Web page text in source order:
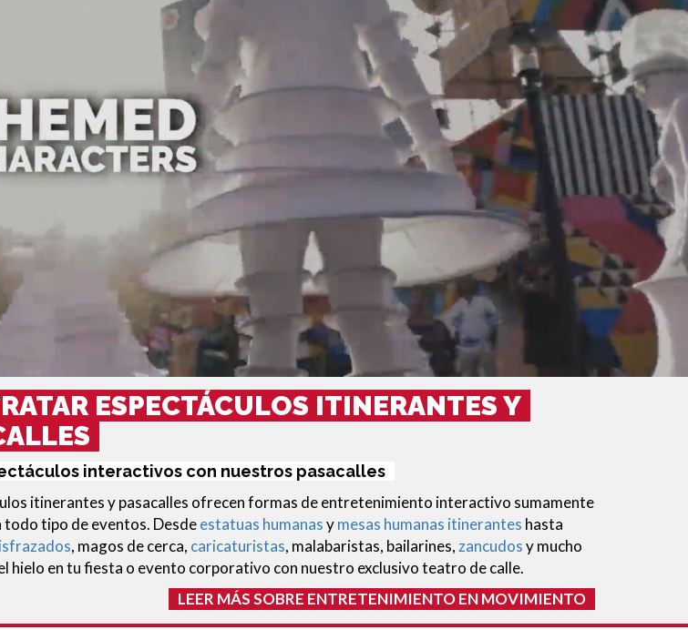
ESPECTÁCULOS ITINERANTES Y
interactivos con nuestros pasacalles
itinerantes y pasacalles ofrecen formas de entretenimiento interactivo sumamente
todo tipo de eventos. Desdeestatuas humanasymesas humanas itinerantes hasta
, magos de cerca, caricaturistas, malabaristas, bailarines, zancudosy mucho
hielo en tu fiesta o evento corporativo con nuestro exclusivo teatro de calle.
LEER MÁS SOBRE ENTRETENIMIENTO EN MOVIMIENTO